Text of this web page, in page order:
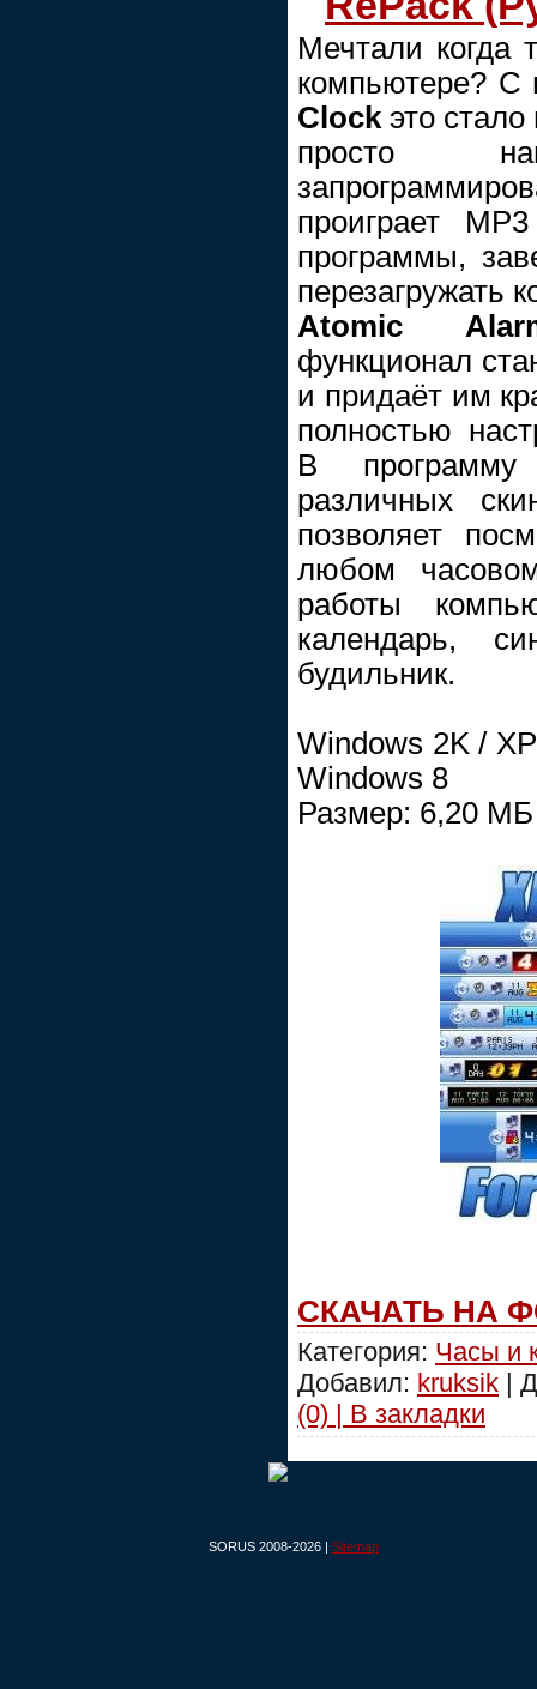
Мечтали когда
компьютере? С
Clock это
просто
проиграет
программы,
перезагружать
Atomic
функционал
и придаёт им
полностью
В
различных
позволяет
любом
работы
календарь,
будильник.
Windows 2K /
Windows 8
Размер: 6,20 МБ
СКАЧАТЬ НА
Категория: Часы и
Добавил: kruksik |
(0) | В закладки
SORUS 2008-2026 | Sitemap